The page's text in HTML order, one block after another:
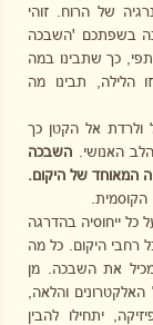
של הרוח. זוהי
בשפתכם 'השבכה
כך שתבינו במה
הלילה, תבינו מה
ולרדת אל הקטן כך
האנושי. השבכה
המאוחד של היקום.
ייחוסיה בהדרגה
רחבי היקום. כל מה
מכיל את השבכה. מן
והלאה,
יתחילו להבין